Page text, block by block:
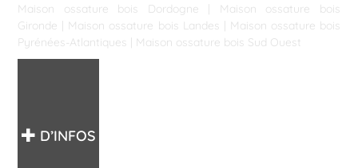
Maison ossature bois Dordogne |
Maison ossature bois
Gironde | Maison ossature bois Landes | Maison ossature bois
Pyrénées-Atlantiques | Maison ossature bois Sud Ouest
D’INFOS